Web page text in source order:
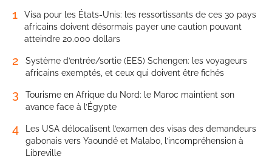
1
Visa pour les États-Unis: les ressortissants de ces 30 pays
africains doivent désormais payer une caution pouvant
atteindre 20.000 dollars
2
Système d’entrée/sortie (EES) Schengen: les voyageurs
africains exemptés, et ceux qui doivent être fichés
3
Tourisme en Afrique du Nord: le Maroc maintient son
avance face à l’Égypte
4
Les USA délocalisent l’examen des visas des demandeurs
gabonais vers Yaoundé et Malabo, l’incompréhension à
Libreville